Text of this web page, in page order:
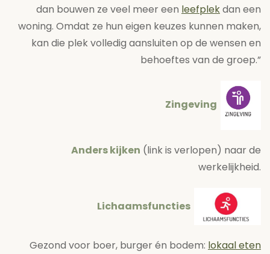
dan bouwen ze veel meer een leefplekdan een
woning. Omdat ze hun eigen keuzes kunnen maken,
kan die plek volledig aansluiten op de wensen en
behoeftes van de groep.”
Zingeving
Anders kijken (link is verlopen) naar de
werkelijkheid.
Lichaamsfuncties
Gezond voor boer, burger én bodem: lokaal eten